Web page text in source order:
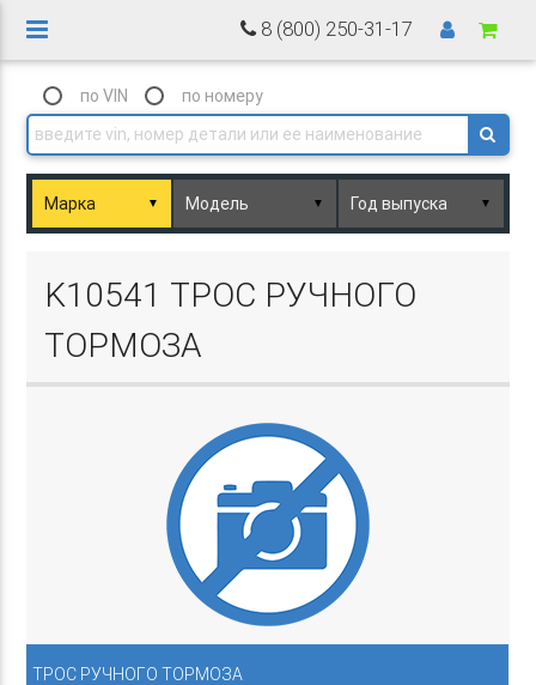
8 (800) 250-31-17
по VIN по номеру
▼ ▼ ▼
K10541 ТРОС РУЧНОГО
ТОРМОЗА
ТРОС РУЧНОГО ТОРМОЗА